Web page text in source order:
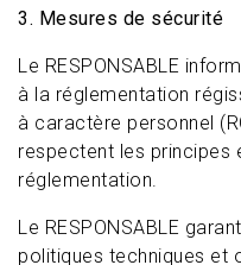
3. Mesures de sécurité
Le RESPONSABLE
à la réglementation
à caractère personnel
respectent les principes
réglementation.
Le RESPONSABLE
politiques techniques et